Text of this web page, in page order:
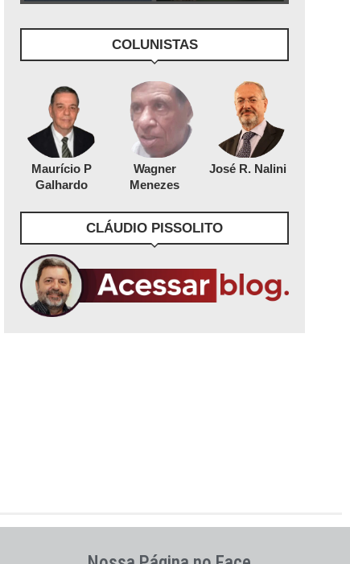
COLUNISTAS
Maurício P
Galhardo
Wagner
Menezes
José R. Nalini
CLÁUDIO PISSOLITO